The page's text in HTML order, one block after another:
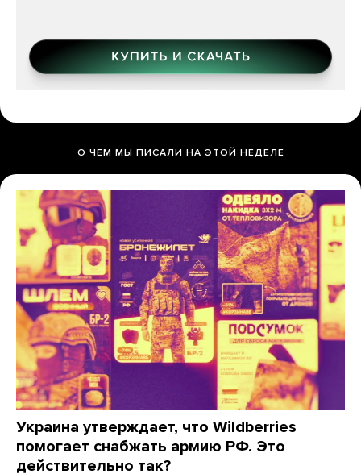
О ЧЕМ МЫ ПИСАЛИ НА ЭТОЙ НЕДЕЛЕ
Украина утверждает, что Wildberries
помогает снабжать армию РФ. Это
действительно так?